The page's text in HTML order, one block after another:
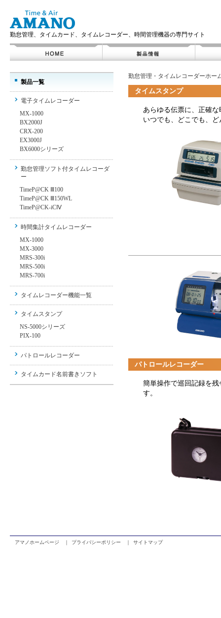
勤怠管理、タイムカード、タイムレコーダー、時間管理機器の専門サイト
製品一覧
電子タイムレコーダー
MX-1000
BX2000J
CRX-200
EX3000J
BX6000シリーズ
勤怠管理ソフト付タイムレコーダ
ー
TimeP@CK Ⅲ100
TimeP@CK Ⅲ150WL
TimeP@CK-iCⅣ
時間集計タイムレコーダー
MX-1000
MX-3000
MRS-300i
MRS-500i
MRS-700i
タイムレコーダー機能一覧
タイムスタンプ
NS-5000シリーズ
PIX-100
パトロールレコーダー
タイムカード名前書きソフト
勤怠管理・タイムレコーダーホー
タイムスタンプ
あらゆる伝票に、正確
いつでも、どこでも、
パトロールレコーダー
簡単操作で巡回記録を
す。
アマノホームページ ｜ プライバシーポリシー ｜ サイトマップ